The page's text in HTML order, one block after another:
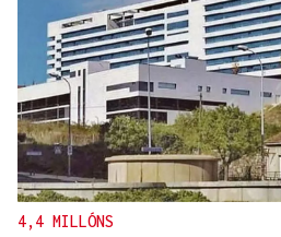
4,4 MILLÓNS